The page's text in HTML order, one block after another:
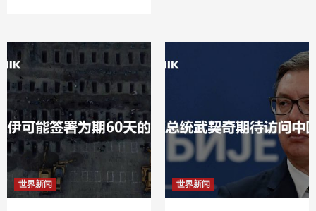
世界新闻 世界新闻